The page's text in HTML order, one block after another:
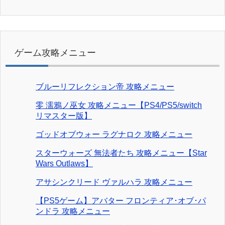
ゲーム攻略メニュー
ブルーリフレクション帝 攻略メニュー
零 濡鴉ノ巫女 攻略メニュー【PS4/PS5/switch
リマスター版】
ゴッドオブウォー ラグナロク 攻略メニュー
スターウォーズ 無法者たち 攻略メニュー【Star
Wars Outlaws】
アサシンクリード ヴァルハラ 攻略メニュー
【PS5ゲーム】アバター フロンティア･オブ･パ
ンドラ 攻略メニュー